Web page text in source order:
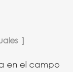
en el campo